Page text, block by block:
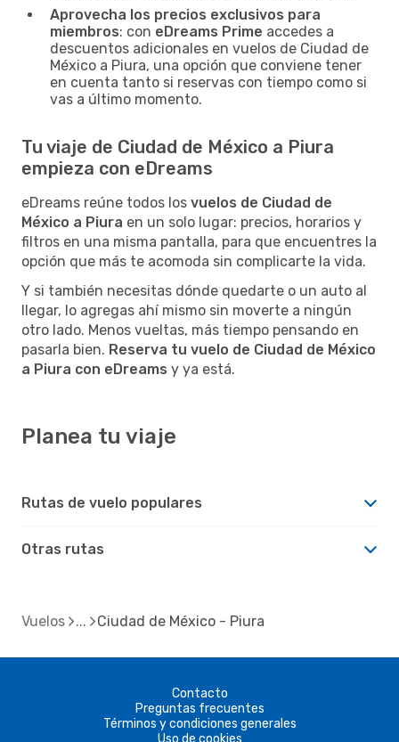
Aprovecha los precios exclusivos para
miembros: con eDreams Prime accedes a
descuentos adicionales en vuelos de Ciudad de
México a Piura, una opción que conviene tener
en cuenta tanto si reservas con tiempo como si
vas a último momento.
Tu viaje de Ciudad de México a Piura
empieza con eDreams
eDreams reúne todos los vuelos de Ciudad de
México a Piura en un solo lugar: precios, horarios y
filtros en una misma pantalla, para que encuentres la
opción que más te acomoda sin complicarte la vida.
Y si también necesitas dónde quedarte o un auto al
llegar, lo agregas ahí mismo sin moverte a ningún
otro lado. Menos vueltas, más tiempo pensando en
pasarla bien. Reserva tu vuelo de Ciudad de México
a Piura con eDreams y ya está.
Planea tu viaje
Rutas de vuelo populares
Otras rutas
Vuelos Ciudad de México - Piura
Contacto
Preguntas frecuentes
Términos y condiciones generales
Uso de cookies